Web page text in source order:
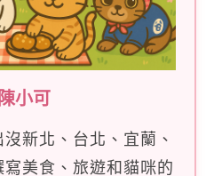
小可
新北、台北、宜蘭、
美食、旅遊和貓咪的